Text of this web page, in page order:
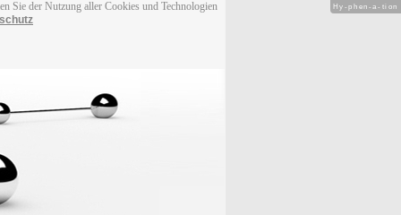
Sie der Nutzung aller Cookies und Technologien
Hy-phen-a-tion